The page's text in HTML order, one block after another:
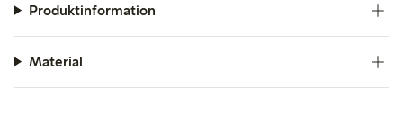
Produktinformation
Material